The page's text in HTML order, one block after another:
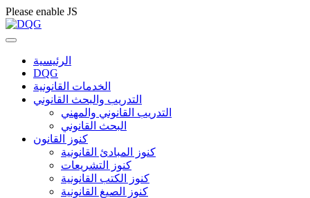
Please enable JS
الرئيسية
DQG
الخدمات القانونية
التدريب والبحث القانوني
التدريب القانوني والمهني
البحث القانوني
كنوز القانون
كنوز المبادئ القانونية
كنوز التشريعات
كنوز الكتب القانونية
كنوز الصيغ القانونية